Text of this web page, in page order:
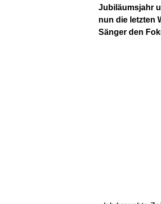
Jubiläumsjahr
nun die letzten
Sänger den